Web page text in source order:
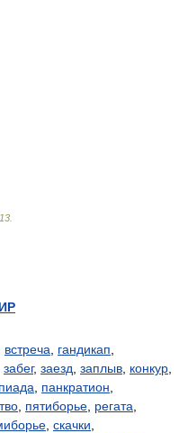
встреча гандикап
забег, заезд заплыв конкур
панкратион
пятиборье регата
скачки